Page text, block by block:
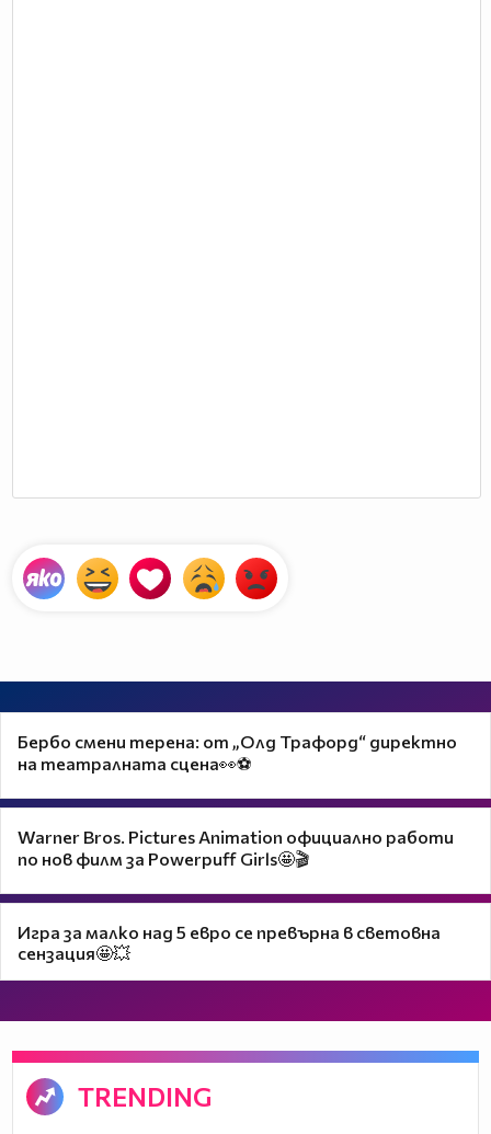
Бербо смени терена: от „Олд Трафорд“ директно
на театралната сцена👀⚽
Warner Bros. Pictures Animation официално работи
по нов филм за Powerpuff Girls🤩🎬
Игра за малко над 5 евро се превърна в световна
сензация🤩💥
TRENDING